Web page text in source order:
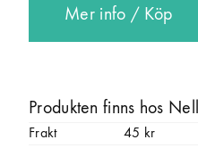
Mer info / Köp
Produkten finns hos
Frakt
45 kr